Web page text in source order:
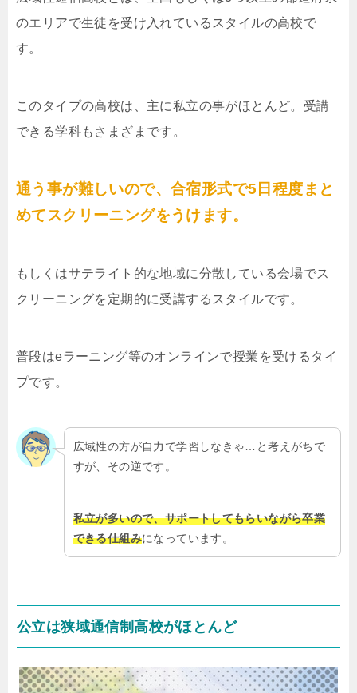
のエリアで生徒を受け入れているスタイルの高校で
す。
このタイプの高校は、主に私立の事がほとんど。受講
できる学科もさまざまです。
通う事が難しいので、合宿形式で5日程度まと
めてスクリーニングをうけます。
もしくはサテライト的な地域に分散している会場でス
クリーニングを定期的に受講するスタイルです。
普段はeラーニング等のオンラインで授業を受けるタイ
プです。
広域性の方が自力で学習しなきゃ…と考えがちで
すが、その逆です。
私立が多いので、サポートしてもらいながら卒業
できる仕組みになっています。
公立は狭域通信制高校がほとんど